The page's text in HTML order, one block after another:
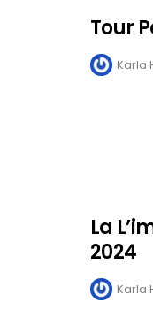
Tour
Karla
La
2024
Karla